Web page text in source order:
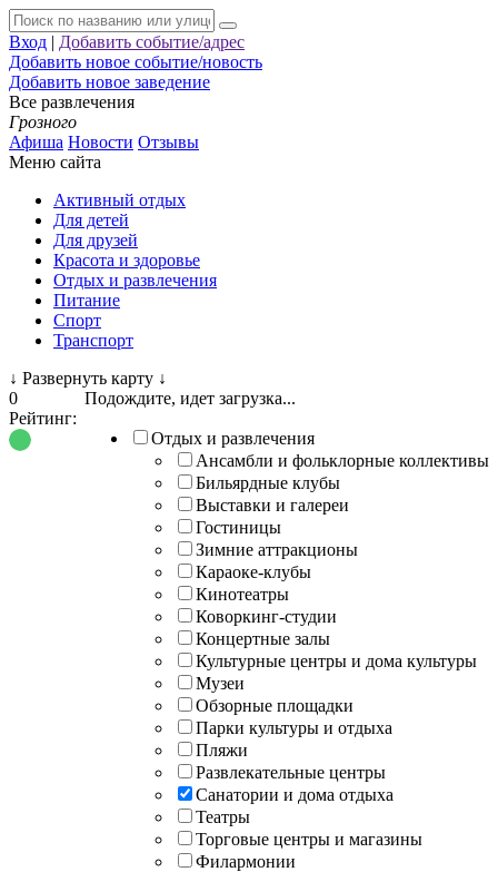
Вход | Добавить событие/адрес
Добавить новое событие/новость
Добавить новое заведение
Все развлечения
Грозного
Афиша Новости Отзывы
Меню сайта
Активный отдых
Для детей
Для друзей
Красота и здоровье
Отдых и развлечения
Питание
Спорт
Транспорт
↓ Развернуть карту ↓
Подождите, идет загрузка...
Отдых и развлечения
Ансамбли и фольклорные коллективы
Бильярдные клубы
Выставки и галереи
Гостиницы
Зимние аттракционы
Караоке-клубы
Кинотеатры
Коворкинг-студии
Концертные залы
Культурные центры и дома культуры
Музеи
Обзорные площадки
Парки культуры и отдыха
Пляжи
Развлекательные центры
Санатории и дома отдыха
Театры
Торговые центры и магазины
Филармонии
0
Рейтинг: